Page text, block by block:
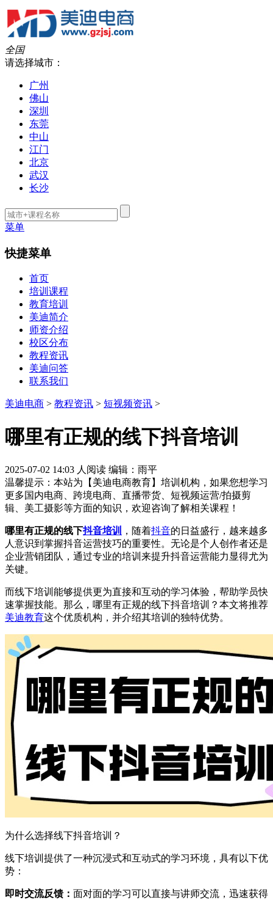
全国
请选择城市：
广州
佛山
深圳
东莞
中山
江门
北京
武汉
长沙
菜单
快捷菜单
首页
培训课程
教育培训
美迪简介
师资介绍
校区分布
教程资讯
美迪问答
联系我们
美迪电商 > 教程资讯 > 短视频资讯 >
哪里有正规的线下抖音培训
2025-07-02 14:03 人阅读 编辑：雨平
温馨提示：本站为【美迪电商教育】培训机构，如果您想学习
更多国内电商、跨境电商、直播带货、短视频运营/拍摄剪
辑、美工摄影等方面的知识，欢迎咨询了解相关课程！
哪里有正规的线下抖音培训 ，随着抖音的日益盛行，越来越多
人意识到掌握抖音运营技巧的重要性。无论是个人创作者还是
企业营销团队，通过专业的培训来提升抖音运营能力显得尤为
关键。
而线下培训能够提供更为直接和互动的学习体验，帮助学员快
速掌握技能。那么，哪里有正规的线下抖音培训？本文将推荐
美迪教育这个优质机构，并介绍其培训的独特优势。
为什么选择线下抖音培训？
线下培训提供了一种沉浸式和互动式的学习环境，具有以下优
势：
即时交流反馈： 面对面的学习可以直接与讲师交流，迅速获得